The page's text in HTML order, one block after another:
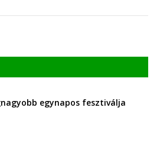
egynapos fesztiválja